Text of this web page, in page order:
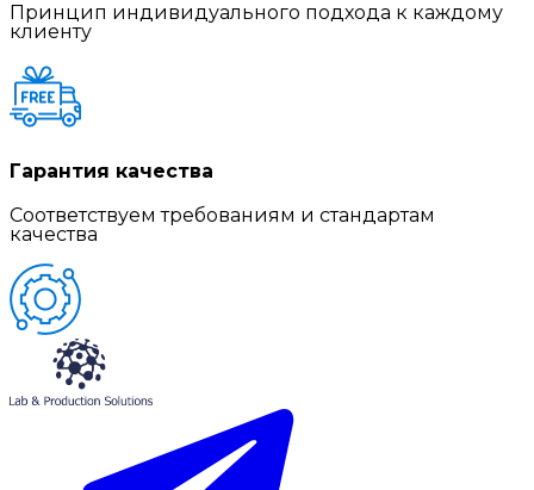
Принцип индивидуального подхода к каждому
клиенту
Гарантия качества
Соответствуем требованиям и стандартам
качества